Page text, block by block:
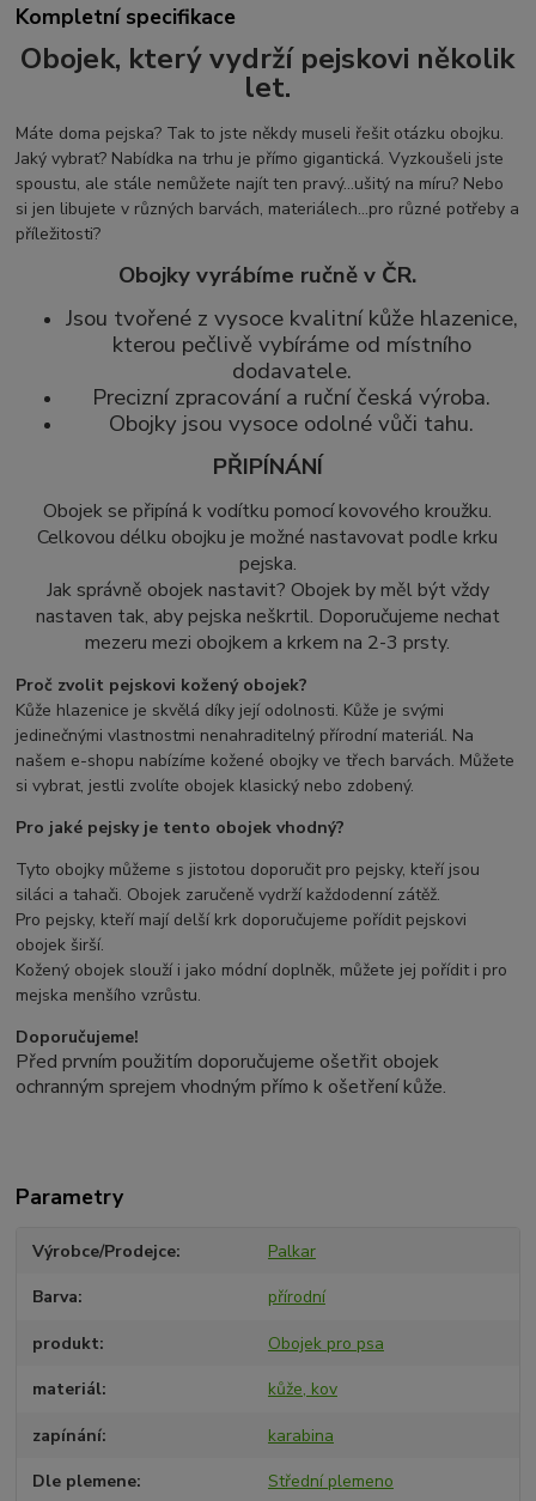
Kompletní specifikace
Obojek, který vydrží pejskovi několik
let.
Máte doma pejska? Tak to jste někdy museli řešit otázku obojku.
Jaký vybrat? Nabídka na trhu je přímo gigantická. Vyzkoušeli jste
spoustu, ale stále nemůžete najít ten pravý...ušitý na míru? Nebo
si jen libujete v různých barvách, materiálech...pro různé potřeby a
příležitosti?
Obojky vyrábíme ručně v ČR.
Jsou tvořené z vysoce kvalitní kůže hlazenice,
kterou pečlivě vybíráme od místního
dodavatele.
Precizní zpracování a ruční česká výroba.
Obojky jsou vysoce odolné vůči tahu.
PŘIPÍNÁNÍ
Obojek se připíná k vodítku pomocí kovového kroužku.
Celkovou délku obojku je možné nastavovat podle krku
pejska.
Jak správně obojek nastavit? Obojek by měl být vždy
nastaven tak, aby pejska neškrtil. Doporučujeme nechat
mezeru mezi obojkem a krkem na 2-3 prsty.
Proč zvolit pejskovi kožený obojek?
Kůže hlazenice je skvělá díky její odolnosti. Kůže je svými
jedinečnými vlastnostmi nenahraditelný přírodní materiál. Na
našem e-shopu nabízíme kožené obojky ve třech barvách. Můžete
si vybrat, jestli zvolíte obojek klasický nebo zdobený.
Pro jaké pejsky je tento obojek vhodný?
Tyto obojky můžeme s jistotou doporučit pro pejsky, kteří jsou
siláci a tahači. Obojek zaručeně vydrží každodenní zátěž.
Pro pejsky, kteří mají delší krk doporučujeme pořídit pejskovi
obojek širší.
Kožený obojek slouží i jako módní doplněk, můžete jej pořídit i pro
mejska menšího vzrůstu.
Doporučujeme!
Před prvním použitím doporučujeme ošetřit obojek
ochranným sprejem vhodným přímo k ošetření kůže.
Parametry
Výrobce/Prodejce Palkar
Barva přírodní
produkt Obojek pro psa
materiál kůže, kov
zapínání karabina
Dle plemene Střední plemeno